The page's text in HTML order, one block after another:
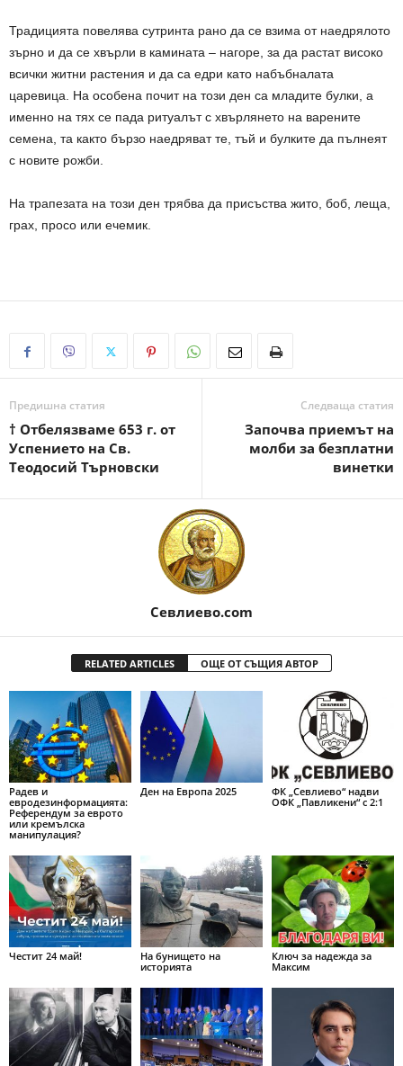
Традицията повелява сутринта рано да се взима от наедрялото
зърно и да се хвърли в камината – нагоре, за да растат високо
всички житни растения и да са едри като набъбналата
царевица. На особена почит на този ден са младите булки, а
именно на тях се пада ритуалът с хвърлянето на варените
семена, та както бързо наедряват те, тъй и булките да пълнеят
с новите рожби.
На трапезата на този ден трябва да присъства жито, боб, леща,
грах, просо или ечемик.
Предишна статия
† Отбелязваме 653 г. от
Успението на Св.
Теодосий Търновски
Следваща статия
Започва приемът на
молби за безплатни
винетки
Севлиево.com
RELATED ARTICLES ОЩЕ ОТ СЪЩИЯ АВТОР
Радев и
евродезинформацията:
Референдум за еврото
или кремълска
манипулация?
Ден на Европа 2025
ФК „Севлиево“ надви
ОФК „Павликени“ с 2:1
Честит 24 май!
На бунището на
историята
Ключ за надежда за
Максим